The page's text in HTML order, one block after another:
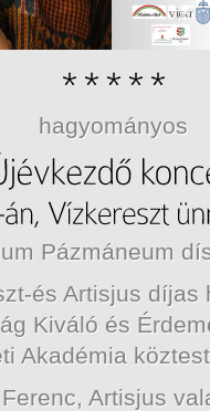
hagyományos
Pázmáneum
és Artisjus díjas
Kiváló és
Akadémia
Artisjus